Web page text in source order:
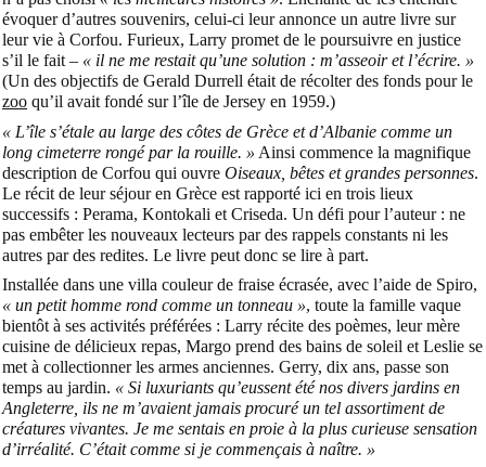
évoquer d’autres souvenirs, celui-ci leur annonce un autre livre sur
leur vie à Corfou. Furieux, Larry promet de le poursuivre en justice
s’il le fait – « il ne me restait qu’une solution : m’asseoir et l’écrire. »
(Un des objectifs de Gerald Durrell était de récolter des fonds pour le
zoo qu’il avait fondé sur l’île de Jersey en 1959.)
« L’île s’étale au large des côtes de Grèce et d’Albanie comme un
long cimeterre rongé par la rouille. » Ainsi commence la magnifique
description de Corfou qui ouvre Oiseaux, bêtes et grandes personnes.
Le récit de leur séjour en Grèce est rapporté ici en trois lieux
successifs : Perama, Kontokali et Criseda. Un défi pour l’auteur : ne
pas embêter les nouveaux lecteurs par des rappels constants ni les
autres par des redites. Le livre peut donc se lire à part.
Installée dans une villa couleur de fraise écrasée, avec l’aide de Spiro,
« un petit homme rond comme un tonneau », toute la famille vaque
bientôt à ses activités préférées : Larry récite des poèmes, leur mère
cuisine de délicieux repas, Margo prend des bains de soleil et Leslie se
met à collectionner les armes anciennes. Gerry, dix ans, passe son
temps au jardin. « Si luxuriants qu’eussent été nos divers jardins en
Angleterre, ils ne m’avaient jamais procuré un tel assortiment de
créatures vivantes. Je me sentais en proie à la plus curieuse sensation
d’irréalité. C’était comme si je commençais à naître. »